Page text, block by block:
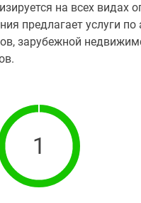
на всех видах
предлагает услуги по
зарубежной
1